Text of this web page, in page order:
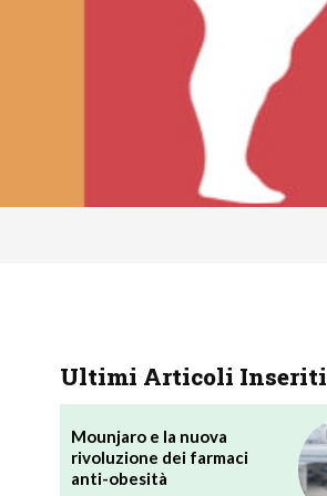
Ultimi Articoli Inseriti
Mounjaro e la nuova
rivoluzione dei farmaci
anti-obesità